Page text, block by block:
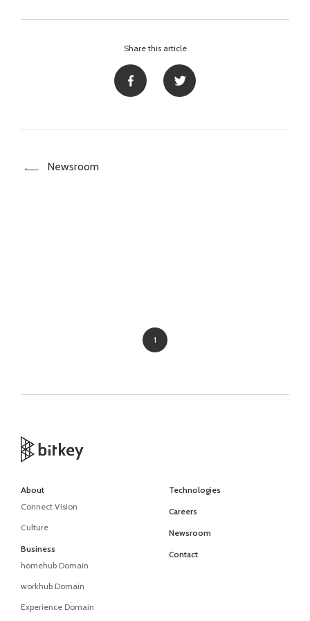
Share this article
Newsroom
1
About
Connect Vision
Culture
Business
homehub Domain
workhub Domain
Experience Domain
Technologies
Careers
Newsroom
Contact